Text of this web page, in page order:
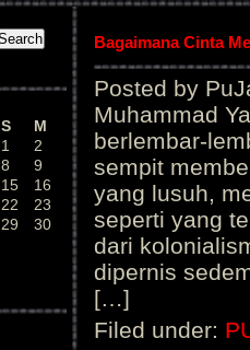
S
M
1
2
8
9
15
16
22
23
29
30
Bagaimana Cinta
Posted by
Muhammad
berlembar-
sempit
yang lusuh,
seperti yang
dari
dipernis
[…]
Filed under: